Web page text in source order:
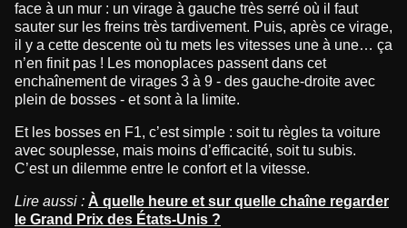
face à un mur : un virage à gauche très serré où il faut
sauter sur les freins très tardivement. Puis, après ce virage,
il y a cette descente où tu mets les vitesses une à une… ça
n’en finit pas ! Les monoplaces passent dans cet
enchaînement de virages 3 à 9 - des gauche-droite avec
plein de bosses - et sont à la limite.
Et les bosses en F1, c’est simple : soit tu règles ta voiture
avec souplesse, mais moins d’efficacité, soit tu subis.
C’est un dilemme entre le confort et la vitesse.
Lire aussi : À quelle heure et sur quelle chaîne regarder
le Grand Prix des États-Unis ?